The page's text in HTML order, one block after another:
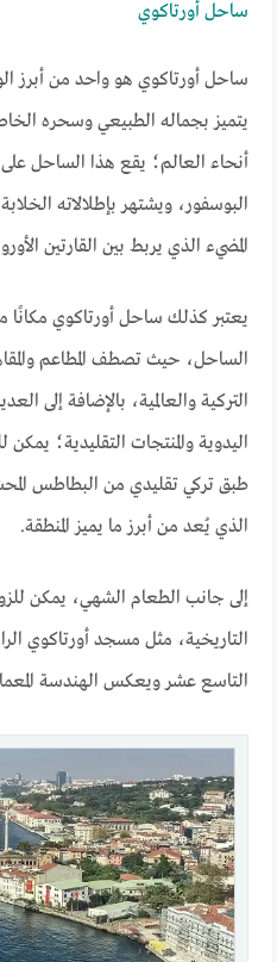
ساحل أورتاكوي
ساحل أورتاكوي هو واحد من أبرز
يتميز بجماله الطبيعي وسحره
أنحاء العالم؛ يقع هذا الساحل على
البوسفور، ويشتهر بإطلالاته
المضيء الذي يربط بين القارتين
يعتبر كذلك ساحل أورتاكوي مكانًا
الساحل، حيث تصطف المطاعم
التركية والعالمية، بالإضافة إلى
اليدوية والمنتجات التقليدية؛ يمكن
طبق تركي تقليدي من البطاطس
الذي يُعد من أبرز ما يميز المنطقة.
إلى جانب الطعام الشهي، يمكن
التاريخية، مثل مسجد أورتاكوي
التاسع عشر ويعكس الهندسة